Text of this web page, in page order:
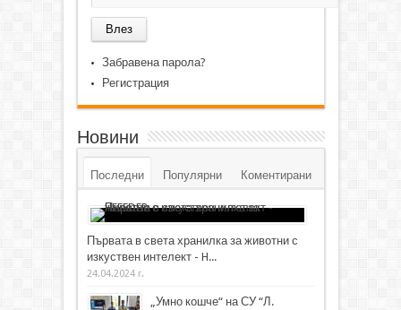
Забравена парола?
Регистрация
Новини
Последни Популярни Коментирани
Първата в света хранилка за животни с
изкуствен интелект - H...
24.04.2024 г.
„Умно кошче“ на СУ “Л.